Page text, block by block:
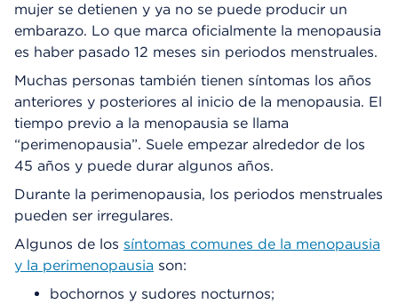
mujer se detienen y ya no se puede producir un
embarazo. Lo que marca oficialmente la menopausia
es haber pasado 12 meses sin periodos menstruales.
Muchas personas también tienen síntomas los años
anteriores y posteriores al inicio de la menopausia. El
tiempo previo a la menopausia se llama
“perimenopausia”. Suele empezar alrededor de los
45 años y puede durar algunos años.
Durante la perimenopausia, los periodos menstruales
pueden ser irregulares.
Algunos de los síntomas comunes de la menopausia
y la perimenopausia son:
bochornos y sudores nocturnos;